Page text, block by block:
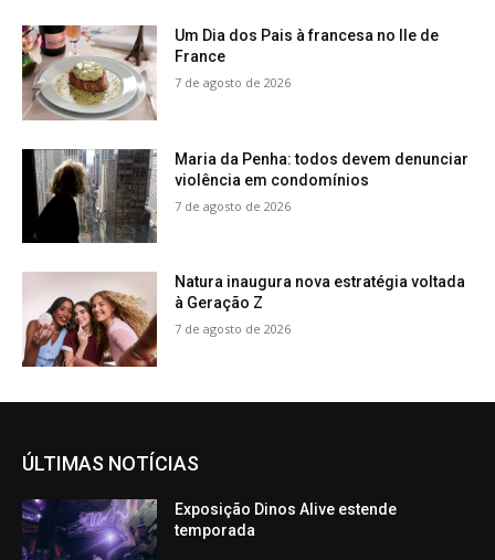
Um Dia dos Pais à francesa no Ile de
France
7 de agosto de 2026
Maria da Penha: todos devem denunciar
violência em condomínios
7 de agosto de 2026
Natura inaugura nova estratégia voltada
à Geração Z
7 de agosto de 2026
ÚLTIMAS NOTÍCIAS
Exposição Dinos Alive estende
temporada